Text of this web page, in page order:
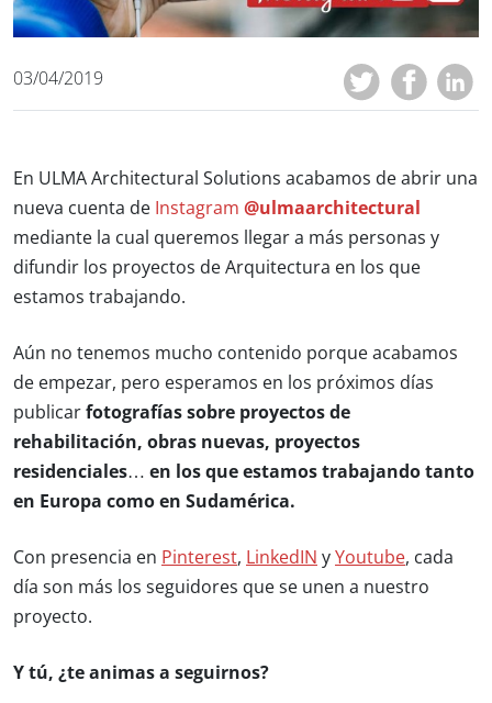
03/04/2019
En ULMA Architectural Solutions acabamos de abrir una
nueva cuenta de Instagram @ulmaarchitectural
mediante la cual queremos llegar a más personas y
difundir los proyectos de Arquitectura en los que
estamos trabajando.
Aún no tenemos mucho contenido porque acabamos
de empezar, pero esperamos en los próximos días
publicar fotografías sobre proyectos de
rehabilitación, obras nuevas, proyectos
residenciales… en los que estamos trabajando tanto
en Europa como en Sudamérica.
Con presencia en Pinterest, LinkedIN y Youtube, cada
día son más los seguidores que se unen a nuestro
proyecto.
Y tú, ¿te animas a seguirnos?